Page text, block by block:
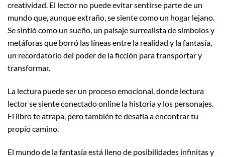
creatividad. El lector no puede evitar sentirse parte de un
mundo que, aunque extraño, se siente como un hogar lejano.
Se sintió como un sueño, un paisaje surrealista de símbolos y
metáforas que borró las líneas entre la realidad y la fantasía,
un recordatorio del poder de la ficción para transportar y
transformar.
La lectura puede ser un proceso emocional, donde lectura
lector se siente conectado online la historia y los personajes.
El libro te atrapa, pero también te desafía a encontrar tu
propio camino.
El mundo de la fantasía está lleno de posibilidades infinitas y